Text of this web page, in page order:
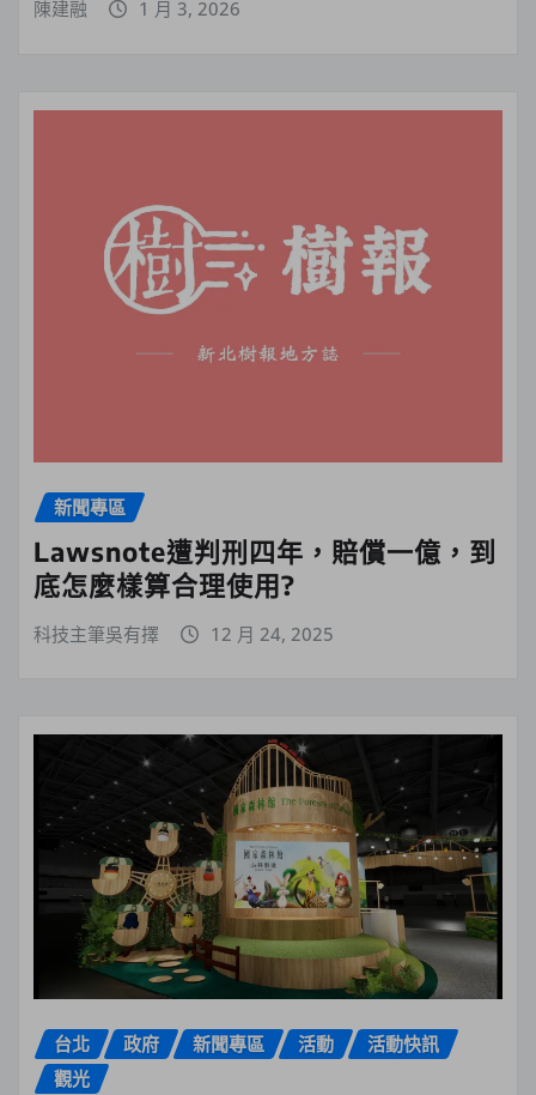
陳建融 1 月 3, 2026
新聞專區
Lawsnote遭判刑四年，賠償一億，到
底怎麼樣算合理使用?
科技主筆吳有擇 12 月 24, 2025
台北 政府 新聞專區 活動
活動快訊
觀光